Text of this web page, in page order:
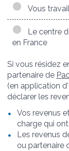
Vous
Le centre
en France
Si vous résidez
partenaire de
(en application
déclarer les
Vos revenus
charge qui
Les revenus
ou partenaire